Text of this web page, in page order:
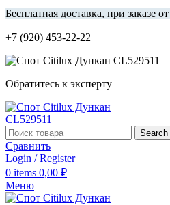
Бесплатная доставка, при заказе
+7 (920) 453-22-22
Обратитесь к эксперту
Search
Сравнить
Login / Register
0 items 0,00 ₽
Меню